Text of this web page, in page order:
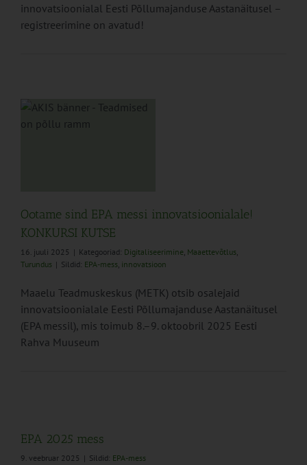
innovatsioonialal Eesti Põllumajanduse Aastanäitusel –
registreerimine on avatud!
Ootame sind EPA messi innovatsioonialale!
KONKURSI KUTSE
16. juuli 2025 | Kategooriad: Digitaliseerimine, Maaettevõtlus,
Turundus | Sildid: EPA-mess, innovatsioon
Maaelu Teadmuskeskus (METK) otsib osalejaid
innovatsioonialale Eesti Põllumajanduse Aastanäitusel
(EPA messil), mis toimub 8.–9. oktoobril 2025 Eesti
Rahva Muuseum
EPA 2025 mess
9. veebruar 2025 | Sildid: EPA-mess